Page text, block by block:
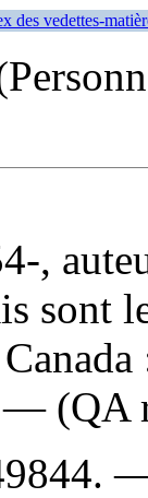
des vedettes-
,
sont
— (QA
.